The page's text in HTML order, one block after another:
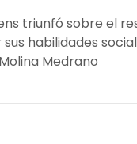
triunfó sobre el
habilidades
Medrano